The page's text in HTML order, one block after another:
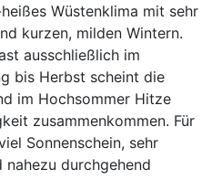
Wüstenklima mit sehr
kurzen, milden Wintern.
ausschließlich im
bis Herbst scheint die
im Hochsommer Hitze
zusammenkommen. Für
Sonnenschein, sehr
durchgehend